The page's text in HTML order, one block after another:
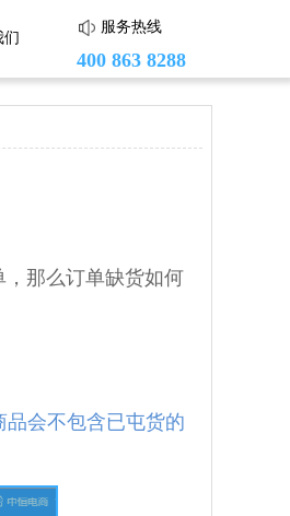
们
服务热线
400 863 8288
那么订单缺货如何
会不包含已屯货的